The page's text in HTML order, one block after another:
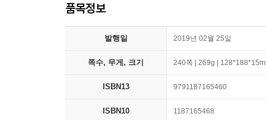
품목정보
발행일 2019년 02월 25일
쪽수, 무게, 크기 240쪽 | 269g |
ISBN13 9791187165460
ISBN10 1187165468